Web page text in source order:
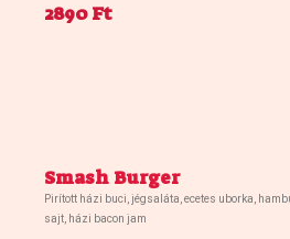
2890 Ft
Smash Burger
Pirított házi buci, jégsaláta, ecetes uborka,
sajt, házi bacon jam